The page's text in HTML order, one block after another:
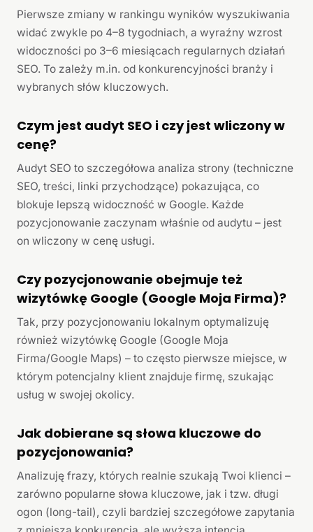
Pierwsze zmiany w rankingu wyników wyszukiwania
widać zwykle po 4–8 tygodniach, a wyraźny wzrost
widoczności po 3–6 miesiącach regularnych działań
SEO. To zależy m.in. od konkurencyjności branży i
wybranych słów kluczowych.
Czym jest audyt SEO i czy jest wliczony w
cenę?
Audyt SEO to szczegółowa analiza strony (techniczne
SEO, treści, linki przychodzące) pokazująca, co
blokuje lepszą widoczność w Google. Każde
pozycjonowanie zaczynam właśnie od audytu – jest
on wliczony w cenę usługi.
Czy pozycjonowanie obejmuje też
wizytówkę Google (Google Moja Firma)?
Tak, przy pozycjonowaniu lokalnym optymalizuję
również wizytówkę Google (Google Moja
Firma/Google Maps) – to często pierwsze miejsce, w
którym potencjalny klient znajduje firmę, szukając
usług w swojej okolicy.
Jak dobierane są słowa kluczowe do
pozycjonowania?
Analizuję frazy, których realnie szukają Twoi klienci –
zarówno popularne słowa kluczowe, jak i tzw. długi
ogon (long-tail), czyli bardziej szczegółowe zapytania